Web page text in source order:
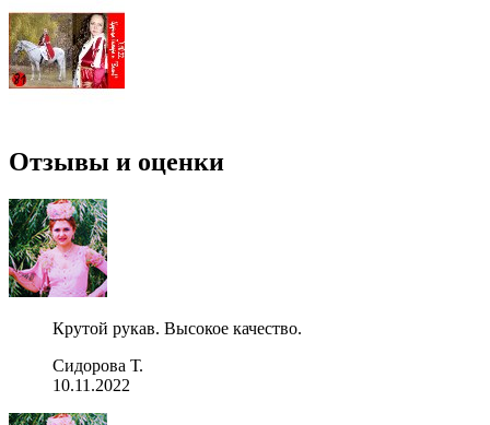
Отзывы и оценки
Крутой рукав. Высокое качество.
Сидорова Т.
10.11.2022